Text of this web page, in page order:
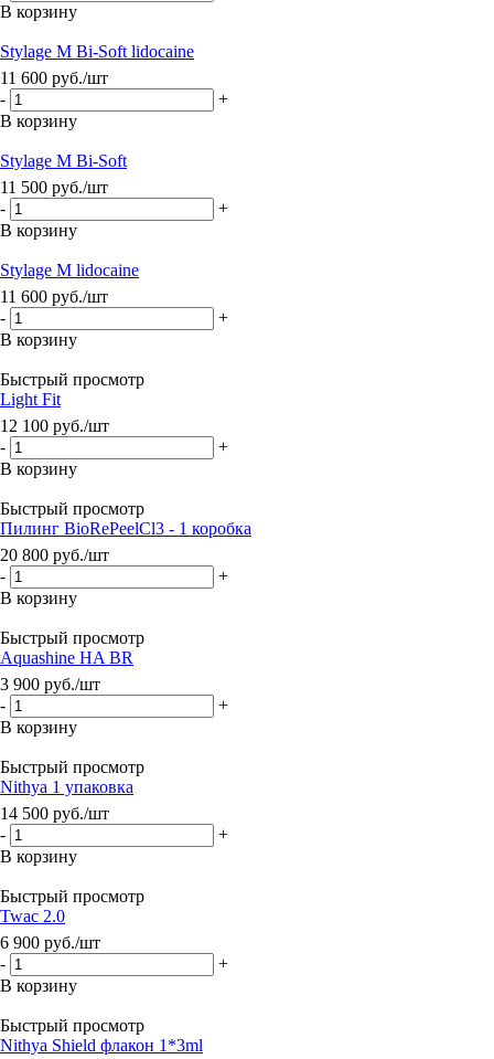
В корзину
Stylage M Bi-Soft lidocaine
11 600 руб./шт
-
+
В корзину
Stylage M Bi-Soft
11 500 руб./шт
-
+
В корзину
Stylage M lidocaine
11 600 руб./шт
-
+
В корзину
Быстрый просмотр
Light Fit
12 100 руб./шт
-
+
В корзину
Быстрый просмотр
Пилинг BioRePeelCl3 - 1 коробка
20 800 руб./шт
-
+
В корзину
Быстрый просмотр
Aquashine HA BR
3 900 руб./шт
-
+
В корзину
Быстрый просмотр
Nithya 1 упаковка
14 500 руб./шт
-
+
В корзину
Быстрый просмотр
Twac 2.0
6 900 руб./шт
-
+
В корзину
Быстрый просмотр
Nithya Shield флакон 1*3ml